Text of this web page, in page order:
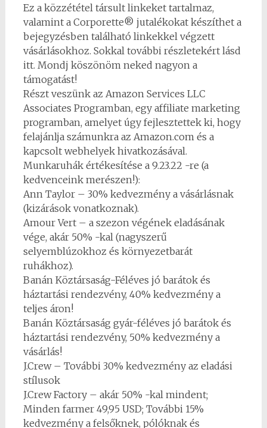
Ez a közzététel társult linkeket tartalmaz,
valamint a Corporette® jutalékokat készíthet a
bejegyzésben található linkekkel végzett
vásárlásokhoz. Sokkal további részletekért lásd
itt. Mondj köszönöm neked nagyon a
támogatást!
Részt veszünk az Amazon Services LLC
Associates Programban, egy affiliate marketing
programban, amelyet úgy fejlesztettek ki, hogy
felajánlja számunkra az Amazon.com és a
kapcsolt webhelyek hivatkozásával.
Munkaruhák értékesítése a 9.23.22 -re (a
kedvenceink merészen!):
Ann Taylor – 30% kedvezmény a vásárlásnak
(kizárások vonatkoznak).
Amour Vert – a szezon végének eladásának
vége, akár 50% -kal (nagyszerű
selyemblúzokhoz és környezetbarát
ruhákhoz).
Banán Köztársaság-Féléves jó barátok és
háztartási rendezvény, 40% kedvezmény a
teljes áron!
Banán Köztársaság gyár-féléves jó barátok és
háztartási rendezvény, 50% kedvezmény a
vásárlás!
J.Crew – További 30% kedvezmény az eladási
stílusok
J.Crew Factory – akár 50% -kal mindent;
Minden farmer 49,95 USD; További 15%
kedvezmény a felsőknek, pólóknak és